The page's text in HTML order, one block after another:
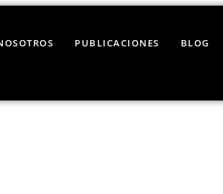
PUBLICACIONES BLOG